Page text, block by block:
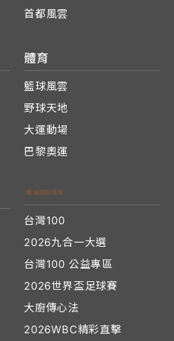
首都風雲
體育
籃球風雲
野球天地
大運動場
巴黎奧運
台灣100
2026九合一大選
台灣100 公益專區
2026世界盃足球賽
大廚傳心法
2026WBC精彩直擊